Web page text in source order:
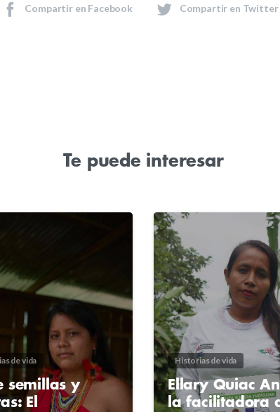
Compartir en Facebook Compartir en Twitter
Te puede interesar
de vida
semillas y
El
Historias de vida
Ellary Quiac
la facilitadora